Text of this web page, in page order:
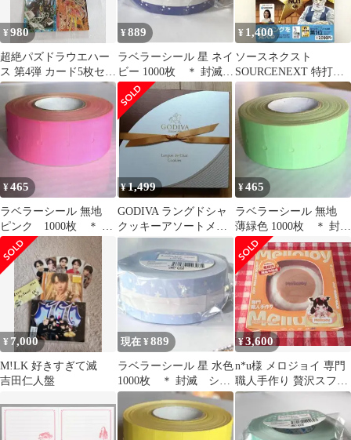
¥980
超絶パズドラウエハー
ス 第4弾 カード5枚セッ
ト 未開封 覚醒デウス=
エクス=マ
¥889
ラベラーシール 星 ネイ
ビー 1000枚 ＊ 封滅
シール ラベルシー
ル 巻売
¥ 1,400
ソースネクスト
SOURCENEXT 特打
タイピング習得ソフト
¥465
ラベラーシール 無地
ピンク 1000枚 ＊ 封
滅 ラベルシール 巻
売り
¥1,499
GODIVA ラングドシャ
クッキーアソートメン
ト 18枚入
¥465
ラベラーシール 無地
薄緑色 1000枚 ＊ 封
滅 ラベルシール 巻
売り
¥ 7,000
M!LK 好きすぎて滅
吉田仁人盤
現在 ¥889
ラベラーシール 星 水色
1000枚 ＊ 封滅 シー
ル ラベルシール 巻
売 ほし
¥3,600
n*u様 メロジョイ 専門
職人手作り 贅沢スフレ
Lサイズ